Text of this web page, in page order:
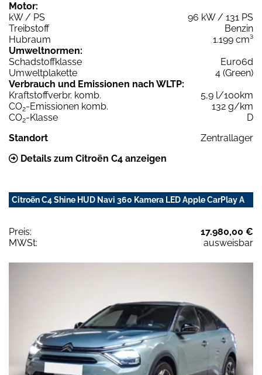
Motor:
kW / PS
96 kW / 131 PS
Treibstoff
Benzin
Hubraum
1.199 cm³
Umweltnormen:
Schadstoffklasse
Euro6d
Umweltplakette
4 (Green)
Verbrauch und Emissionen nach WLTP:
Kraftstoffverbr. komb.
5,9 l/100km
CO2-Emissionen komb.
132 g/km
CO2-Klasse
D
Standort
Zentrallager
Details zum Citroën C4 anzeigen
Citroën C4 Shine HUD Navi 360 Kamera LED Apple CarPlay A
Preis:
17.980,00 €
MWSt:
ausweisbar